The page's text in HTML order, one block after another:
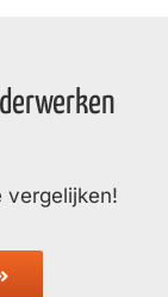
vergelijken!